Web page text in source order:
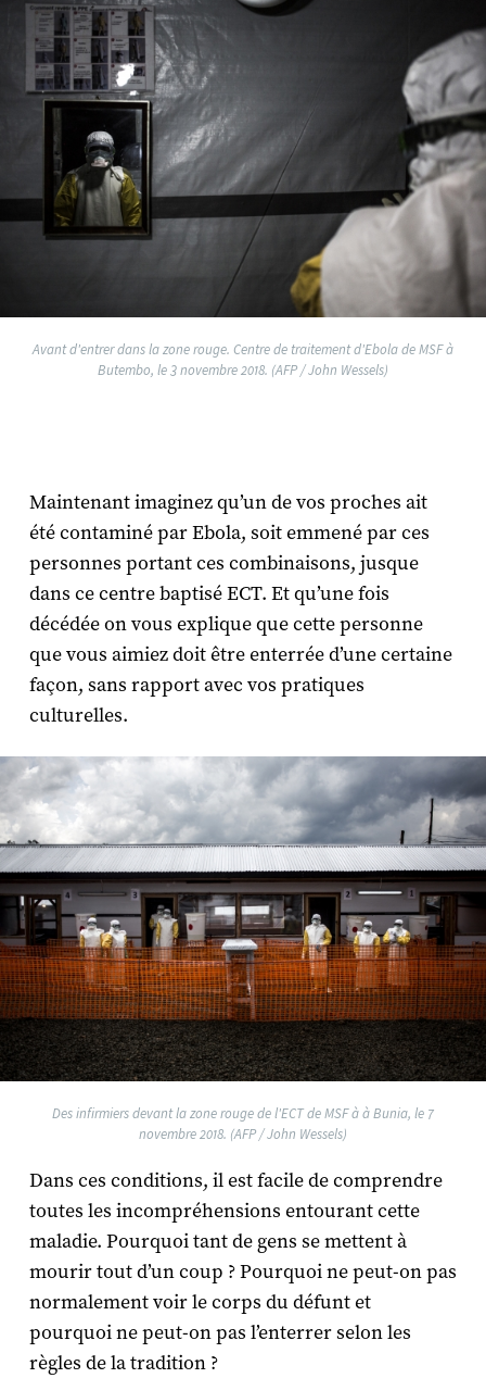
Avant d'entrer dans la zone rouge. Centre de traitement d'Ebola de MSF à
Butembo, le 3 novembre 2018. (AFP / John Wessels)
Maintenant imaginez qu’un de vos proches ait
été contaminé par Ebola, soit emmené par ces
personnes portant ces combinaisons, jusque
dans ce centre baptisé ECT. Et qu’une fois
décédée on vous explique que cette personne
que vous aimiez doit être enterrée d’une certaine
façon, sans rapport avec vos pratiques
culturelles.
Des infirmiers devant la zone rouge de l'ECT de MSF à à Bunia, le 7
novembre 2018. (AFP / John Wessels)
Dans ces conditions, il est facile de comprendre
toutes les incompréhensions entourant cette
maladie. Pourquoi tant de gens se mettent à
mourir tout d’un coup ? Pourquoi ne peut-on pas
normalement voir le corps du défunt et
pourquoi ne peut-on pas l’enterrer selon les
règles de la tradition ?